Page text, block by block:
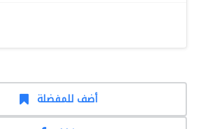
أضف للمفضلة